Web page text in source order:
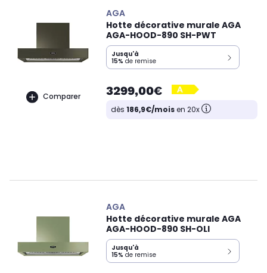
Comparer
AGA
Hotte décorative murale AGA
AGA-HOOD-890 SH-PWT
Jusqu'à
15% de remise
3299,00€
dès 186,9€/moisen 20x
AGA
Hotte décorative murale AGA
AGA-HOOD-890 SH-OLI
Jusqu'à
15% de remise